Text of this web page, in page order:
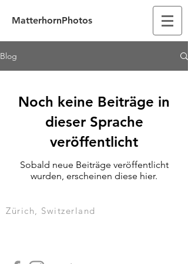
MatterhornPhotos
Blog
Noch keine Beiträge in
dieser Sprache
veröffentlicht
Sobald neue Beiträge veröffentlicht
wurden, erscheinen diese hier.
Zürich, Switzerland